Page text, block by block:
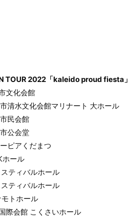
TOUR 2022「kaleido proud fiesta」
文化会館
清水文化会館マリナート 大ホール
民会館
公会堂
ピアくだまつ
ホール
ティバルホール
ティバルホール
トホール
際会館 こくさいホール